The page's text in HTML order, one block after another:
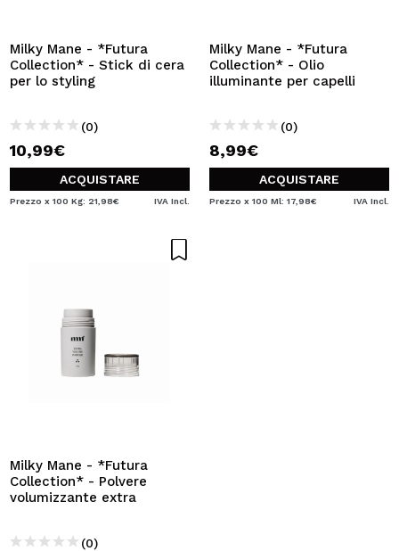
Creando un account su Maquibeauty.it potrai fare i tuoi
acquisti velocemente, controllare lo stato dei tuoi ordini e
consultare le tue operazioni precedenti.
CREARE UN ACCOUNT
Milky Mane - *Futura
Collection* - Stick di cera
per lo styling
(0)
10,99€
ACQUISTARE
Prezzo x 100 Kg: 21,98€ IVA Incl.
Milky Mane - *Futura
Collection* - Olio
illuminante per capelli
(0)
8,99€
ACQUISTARE
Prezzo x 100 Ml: 17,98€ IVA Incl.
Milky Mane - *Futura
Collection* - Polvere
volumizzante extra
(0)